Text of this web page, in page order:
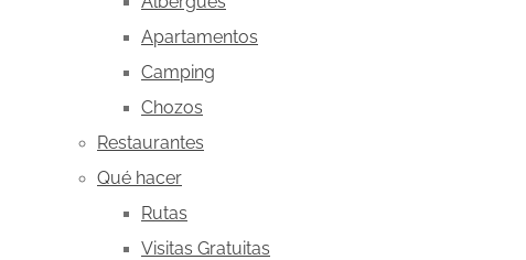
Apartamentos
Camping
Chozos
Restaurantes
Qué hacer
Rutas
Visitas Gratuitas